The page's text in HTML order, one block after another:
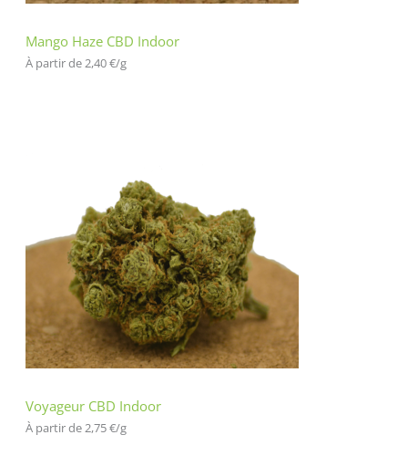
Mango Haze CBD Indoor
À partir de 2,40€/g
Voyageur CBD Indoor
À partir de 2,75€/g